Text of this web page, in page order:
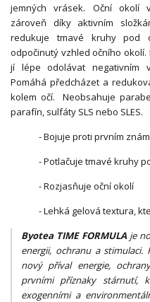
jemných vrásek. Oční okolí
zároveň díky aktivním
redukuje tmavé kruhy pod
odpočinutý vzhled očního
jí lépe odolávat negativním
Pomáhá předcházet a
kolem očí. Neobsahuje
parafín, sulfáty SLS nebo SLES.
- Bojuje proti prvním
- Potlačuje tmavé kruhy
- Rozjasňuje oční okolí
- Lehká gelová textura,
Byotea TIME FORMULAje
energii, ochranu a stimulaci.
nový příval energie,
prvními příznaky stárnutí,
exogenními a